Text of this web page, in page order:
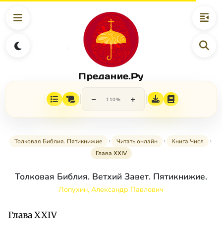
Предание.Ру
− 110% +
Толковая Библия. Пятикнижие Читать онлайн
Книга Числ
Глава XXIV
Толковая Библия. Ветхий Завет. Пятикнижие.
Лопухин, Александр Павлович
Глава XXIV